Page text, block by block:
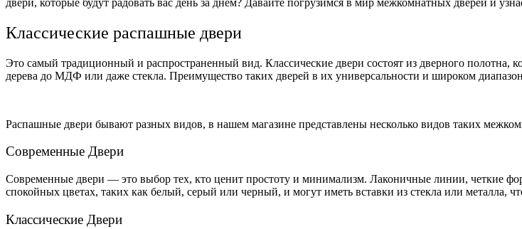
Классические распашные двери
Это самый традиционный и распространенный вид. Классические двери состоят из дверного полотна,
дерева до МДФ или даже стекла. Преимущество таких дверей в их универсальности и широком
Распашные двери бывают разных видов, в нашем магазине представлены несколько видов таких
Современные Двери
Современные двери — это выбор тех, кто ценит простоту и минимализм. Лаконичные линии, четкие
спокойных цветах, таких как белый, серый или черный, и могут иметь вставки из стекла или металла,
Классические Двери